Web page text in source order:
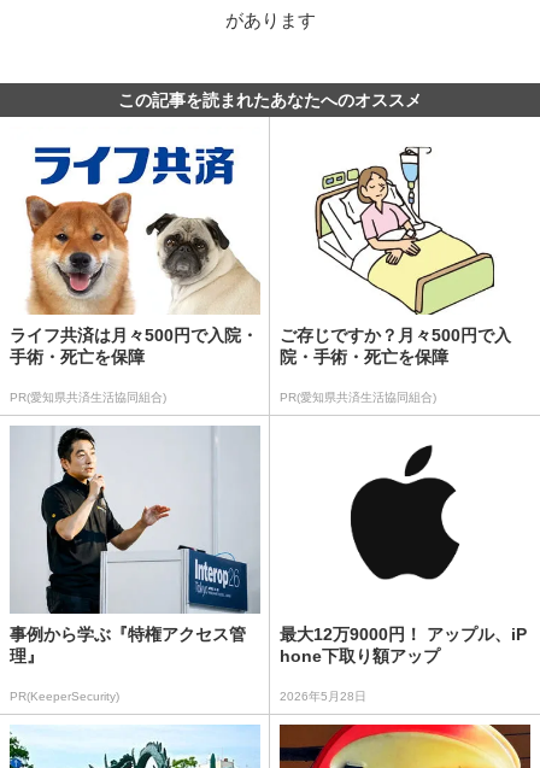
があります
この記事を読まれたあなたへのオススメ
ライフ共済は月々500円で入院・
手術・死亡を保障
PR(愛知県共済生活協同組合)
ご存じですか？月々500円で入
院・手術・死亡を保障
PR(愛知県共済生活協同組合)
事例から学ぶ『特権アクセス管
理』
PR(KeeperSecurity)
最大12万9000円！ アップル、iP
hone下取り額アップ
2026年5月28日